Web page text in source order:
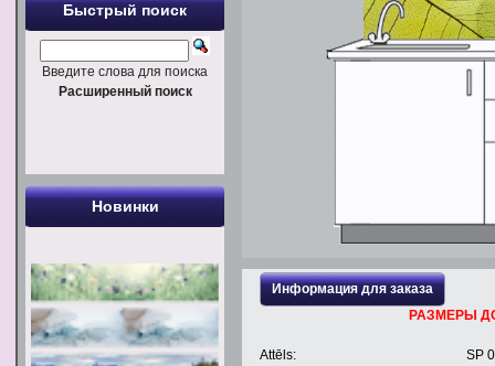
Информация для заказа
РАЗМЕРЫ
Attēls:
SP
Быстрый поиск
Введите слова для поиска
Расширенный поиск
Новинки